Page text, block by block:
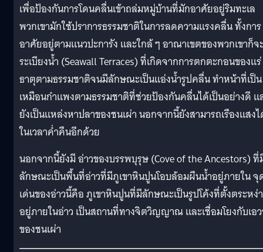
เพื่อป้องกันการโดนคลื่นเข้าถล่มหมู่บ้านที่มักอาศัยอยู่ริมทะเล
พวกเขามักใช้ปราการธรรมชาติในการลดความแรงคลื่น ทั้งการ
อาศัยอยู่ตามแนวปะการัง และใกล้ ๆ อาณาเขตของพวกเขาก็จ
ระเบียงน้ำ (Seawall Terraces) ที่เกิดจากการตกตะกอนของแร่
ธาตุตามธรรมชาติจนมีลักษณะเป็นแอ่งน้ำรูปคลื่น ทำหน้าที่เป็น
เหมือนกำแพงตามธรรมชาติที่ช่วยป้องกันคลื่นได้เป็นอย่างดี แ
ยังเป็นแหล่งหาปลาของชนเผ่า นอกจากนี้ยังสามารถเรืองแสง
ในเวลาค่ำคืนอีกด้วย
นอกจากนี้ยังมี อ่าวของบรรพบุรุษ (Cove of the Ancestors) ที่
ลักษณะเป็นพื้นที่อ่าวที่มีภูเขาหินปูนโอบล้อมผืนน้ำอยู่ภายใน จุ
เด่นของอ่าวนี้คือ ภูเขาหินปูนที่มีลักษณะเป็นรูปโค้งที่ตั้งตระหง่
อยู่ภายในอ่าว เป็นสถานที่ทางจิตวิญญาณ และเชื่อมโยงกับเอ
ของชนเผ่า